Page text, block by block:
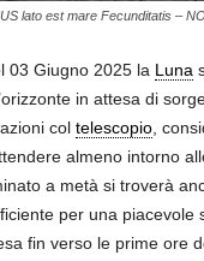
lato est mare Fecunditatis –
03 Giugno 2025 la Luna
in attesa di
col telescopio,
almeno intorno
a metà si troverà
per una piacevole
fin verso le prime ore